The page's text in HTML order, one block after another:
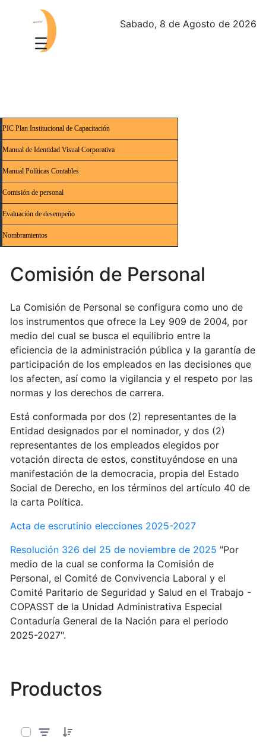
Sabado, 8 de Agosto de 2026
PIC Plan Institucional de Capacitación
Manual de Identidad Visual Corporativa
Manual Políticas Contables
Comisión de personal
Evaluación de desempeño
Nombramientos
Comisión de Personal
La Comisión de Personal se configura como uno de
los instrumentos que ofrece la Ley 909 de 2004, por
medio del cual se busca el equilibrio entre la
eficiencia de la administración pública y la garantía de
participación de los empleados en las decisiones que
los afecten, así como la vigilancia y el respeto por las
normas y los derechos de carrera.
Está conformada por dos (2) representantes de la
Entidad designados por el nominador, y dos (2)
representantes de los empleados elegidos por
votación directa de estos, constituyéndose en una
manifestación de la democracia, propia del Estado
Social de Derecho, en los términos del artículo 40 de
la carta Política.
Acta de escrutinio elecciones 2025-2027
Resolución 326 del 25 de noviembre de 2025 "Por
medio de la cual se conforma la Comisión de
Personal, el Comité de Convivencia Laboral y el
Comité Paritario de Seguridad y Salud en el Trabajo -
COPASST de la Unidad Administrativa Especial
Contaduría General de la Nación para el periodo
2025-2027".
Productos